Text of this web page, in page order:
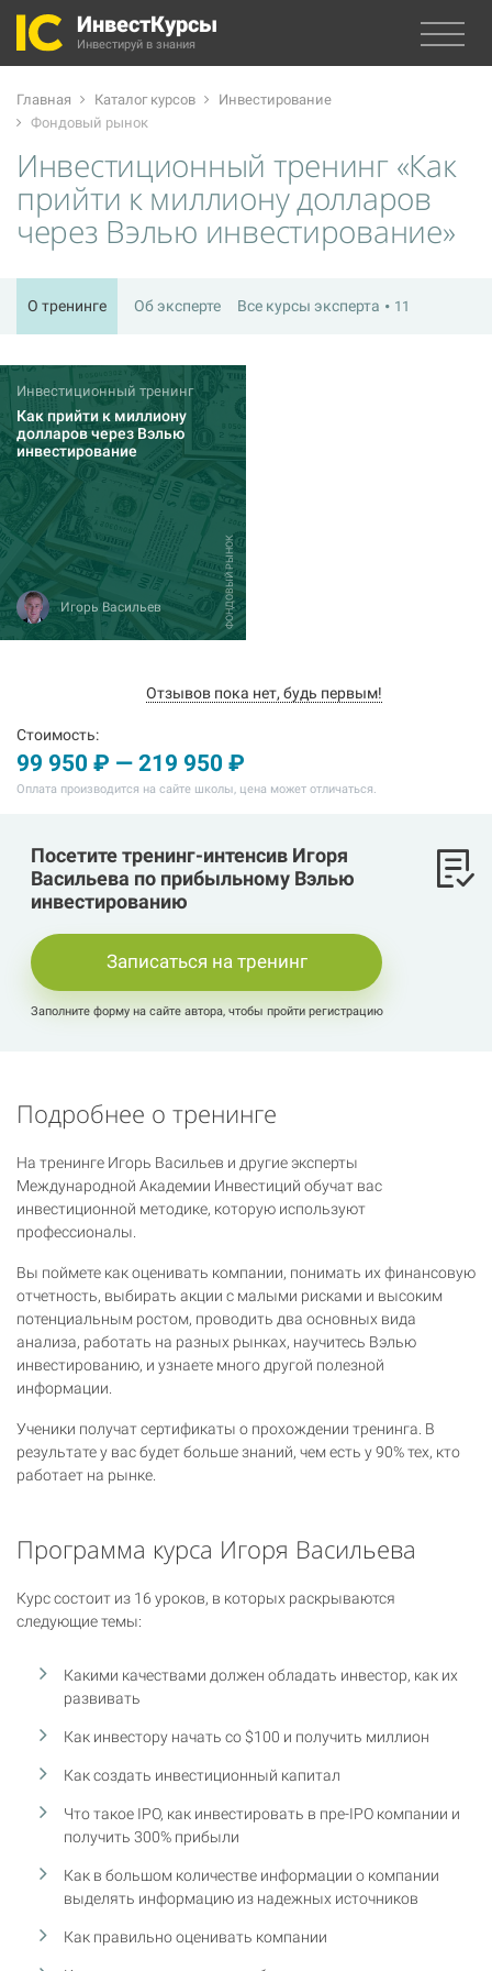
ИнвестКурсы
Инвестируй в знания
Главная Каталог курсов
Инвестирование
Фондовый рынок
Инвестиционный тренинг «Как
прийти к миллиону долларов
через Вэлью инвестирование»
О тренинге Об эксперте Все курсы эксперта 11
ФОНДОВЫЙ РЫНОК
Инвестиционный тренинг
Как прийти к миллиону
долларов через Вэлью
инвестирование
Игорь Васильев
Отзывов пока нет, будь первым!
Стоимость:
99 950 ₽ — 219 950 ₽
Оплата производится на сайте школы, цена может отличаться.
Посетите тренинг-интенсив Игоря
Васильева по прибыльному Вэлью
инвестированию
Записаться на тренинг
Заполните форму на сайте автора, чтобы пройти регистрацию
Подробнее о тренинге
На тренинге Игорь Васильев и другие эксперты
Международной Академии Инвестиций обучат вас
инвестиционной методике, которую используют
профессионалы.
Вы поймете как оценивать компании, понимать их финансовую
отчетность, выбирать акции с малыми рисками и высоким
потенциальным ростом, проводить два основных вида
анализа, работать на разных рынках, научитесь Вэлью
инвестированию, и узнаете много другой полезной
информации.
Ученики получат сертификаты о прохождении тренинга. В
результате у вас будет больше знаний, чем есть у 90% тех, кто
работает на рынке.
Программа курса Игоря Васильева
Курс состоит из 16 уроков, в которых раскрываются
следующие темы:
Какими качествами должен обладать инвестор, как их
развивать
Как инвестору начать со $100 и получить миллион
Как создать инвестиционный капитал
Что такое IPO, как инвестировать в пре-IPO компании и
получить 300% прибыли
Как в большом количестве информации о компании
выделять информацию из надежных источников
Как правильно оценивать компании